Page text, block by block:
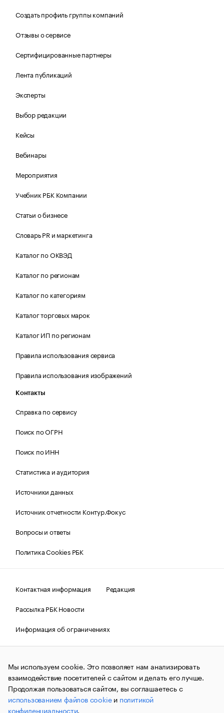
Создать профиль группы компаний
Отзывы о сервисе
Сертифицированные партнеры
Лента публикаций
Эксперты
Выбор редакции
Кейсы
Вебинары
Мероприятия
Учебник РБК Компании
Статьи о бизнесе
Словарь PR и маркетинга
Каталог по ОКВЭД
Каталог по регионам
Каталог по категориям
Каталог торговых марок
Каталог ИП по регионам
Правила использования сервиса
Правила использования изображений
Контакты
Справка по сервису
Поиск по ОГРН
Поиск по ИНН
Статистика и аудитория
Источники данных
Источник отчетности Контур.Фокус
Вопросы и ответы
Политика Cookies РБК
Контактная информация
Редакция
Рассылка РБК Новости
Информация об ограничениях
Правовая информация
О соблюдении авторских прав
© АО «РОСБИЗНЕСКОНСАЛТИНГ»,1995–2026.Сообщения
и материалы информационного агентства «РБК»
(зарегистрировано Федеральной службой по надзору в сфере
связи, информационных технологий и массовых
коммуникаций (Роскомнадзор) 09.12.2015 за номером ИА
№ФС77-63848) сопровождаются пометкой «РБК». Отдельные
Мы используем cookie. Это позволяет нам анализировать
взаимодействие посетителей с сайтом и делать его лучше.
Продолжая пользоваться сайтом, вы соглашаетесь с
использованием файлов cookieи политикой
конфиденциальности.